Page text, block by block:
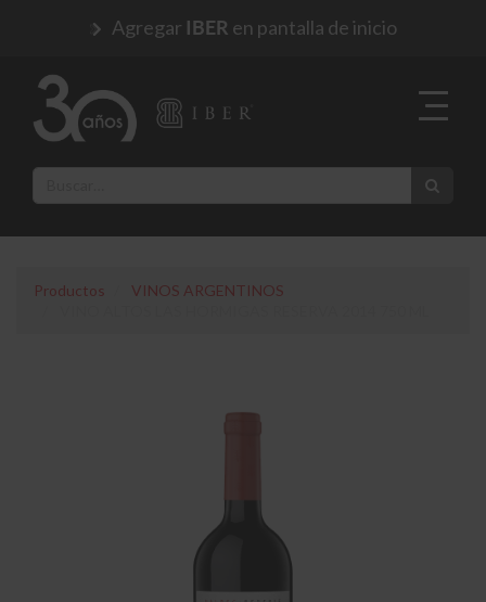
Agregar IBER en pantalla de inicio
Productos
VINOS ARGENTINOS